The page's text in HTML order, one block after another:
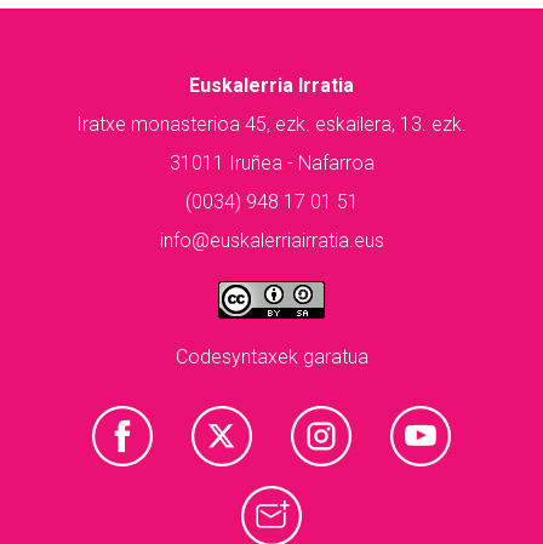
Euskalerria Irratia
Iratxe monasterioa 45, ezk. eskailera, 13. ezk.
31011 Iruñea - Nafarroa
(0034) 948 17 01 51
info@euskalerriairratia.eus
Codesyntaxek garatua